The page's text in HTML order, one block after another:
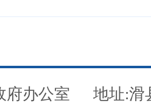
府办公室
地址:滑